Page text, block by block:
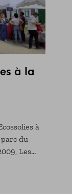
à la
à
du
Les
dédié au